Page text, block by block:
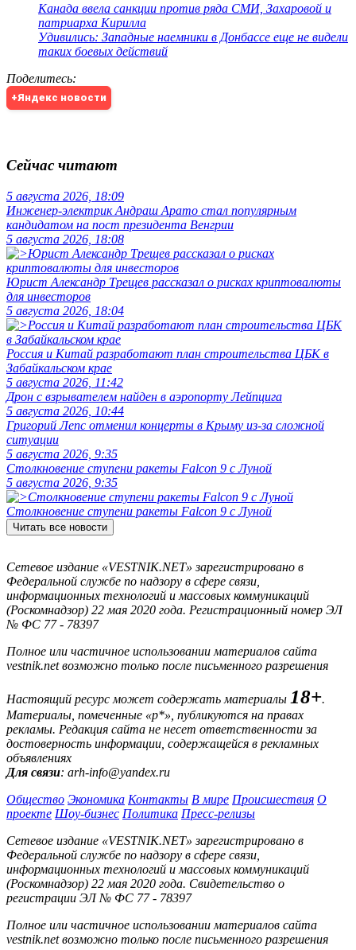
Канада ввела санкции против ряда СМИ, Захаровой и
патриарха Кирилла
Удивились: Западные наемники в Донбассе еще не видели
таких боевых действий
Поделитесь:
+Яндекс новости
Сейчас читают
5 августа 2026, 18:09
Инженер-электрик Андраш Арато стал популярным
кандидатом на пост президента Венгрии
5 августа 2026, 18:08
Юрист Александр Трещев рассказал о рисках криптовалюты
для инвесторов
5 августа 2026, 18:04
Россия и Китай разработают план строительства ЦБК в
Забайкальском крае
5 августа 2026, 11:42
Дрон с взрывателем найден в аэропорту Лейпцига
5 августа 2026, 10:44
Григорий Лепс отменил концерты в Крыму из-за сложной
ситуации
5 августа 2026, 9:35
Столкновение ступени ракеты Falcon 9 с Луной
5 августа 2026, 9:35
Столкновение ступени ракеты Falcon 9 с Луной
Читать все новости
Сетевое издание «VESTNIK.NET» зарегистрировано в
Федеральной службе по надзору в сфере связи,
информационных технологий и массовых коммуникаций
(Роскомнадзор) 22 мая 2020 года. Регистрационный номер ЭЛ
№ ФС 77 - 78397
Полное или частичное использовании материалов сайта
vestnik.net возможно только после письменного разрешения
Настоящий ресурс может содержать материалы 18+.
Материалы, помеченные «р*», публикуются на правах
рекламы. Редакция сайта не несет ответственности за
достоверность информации, содержащейся в рекламных
объявлениях
Для связи: arh-info@yandex.ru
Общество Экономика Контакты В мире Происшествия О
проекте Шоу-бизнес Политика Пресс-релизы
Сетевое издание «VESTNIK.NET» зарегистрировано в
Федеральной службе по надзору в сфере связи,
информационных технологий и массовых коммуникаций
(Роскомнадзор) 22 мая 2020 года. Свидетельство о
регистрации ЭЛ № ФС 77 - 78397
Полное или частичное использовании материалов сайта
vestnik.net возможно только после письменного разрешения